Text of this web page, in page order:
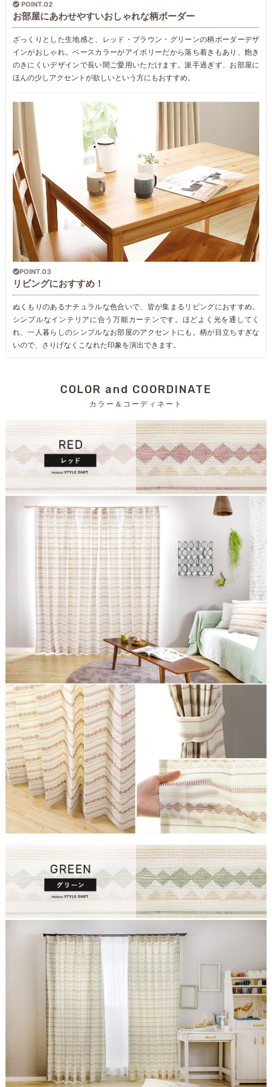
POINT.02
お部屋にあわせやすいおしゃれな柄ボーダー
ざっくりとした生地感と、レッド・ブラウン・グリーンの柄ボーダーデザ
インがおしゃれ。ベースカラーがアイボリーだから落ち着きもあり、飽き
のきにくいデザインで長い間ご愛用いただけます。派手過ぎず、お部屋に
ほんの少しアクセントが欲しいという方にもおすすめ。
POINT.03
リビングにおすすめ！
ぬくもりのあるナチュラルな色合いで、皆が集まるリビングにおすすめ。
シンプルなインテリアに合う万能カーテンです。ほどよく光を通してく
れ、一人暮らしのシンプルなお部屋のアクセントにも。柄が目立ちすぎな
いので、さりげなくこなれた印象を演出できます。
COLOR and COORDINATE
カラー＆コーディネート